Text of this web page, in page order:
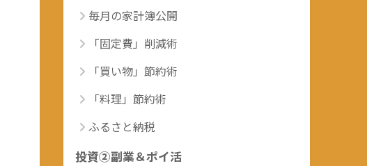
毎月の家計簿公開
「固定費」削減術
「買い物」節約術
「料理」節約術
ふるさと納税
投資②副業＆ポイ活